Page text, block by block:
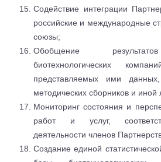
Содействие интеграции
российские и международные
союзы;
Обобщение
биотехнологических
представляемых ими
методических сборников и иной
Мониторинг состояния и
работ и услуг,
деятельности членов
Создание единой